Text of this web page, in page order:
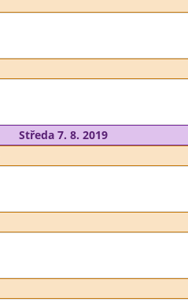
Středa 7. 8. 2019